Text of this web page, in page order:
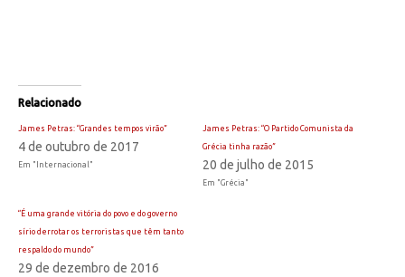
Relacionado
James Petras: “Grandes tempos virão”
4 de outubro de 2017
Em "Internacional"
James Petras: “O Partido Comunista da
Grécia tinha razão”
20 de julho de 2015
Em "Grécia"
“É uma grande vitória do povo e do governo
sírio derrotar os terroristas que têm tanto
respaldo do mundo”
29 de dezembro de 2016